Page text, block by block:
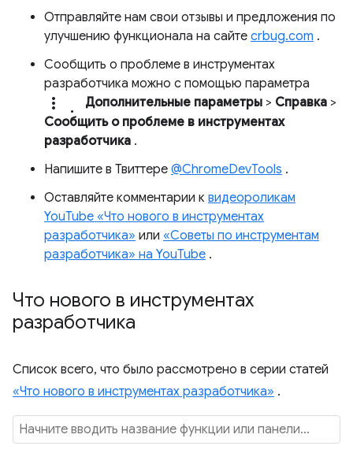
Отправляйте нам свои отзывы и предложения по
улучшению функционала на сайте crbug.com .
Сообщить о проблеме в инструментах
разработчика можно с помощью параметра
more_vert. Дополнительные параметры > Справка >
Сообщить о проблеме в инструментах
разработчика .
Напишите в Твиттере @ChromeDevTools .
Оставляйте комментарии к видеороликам
YouTube «Что нового в инструментах
разработчика» или «Советы по инструментам
разработчика» на YouTube .
Что нового в инструментах
разработчика
Список всего, что было рассмотрено в серии статей
«Что нового в инструментах разработчика» .